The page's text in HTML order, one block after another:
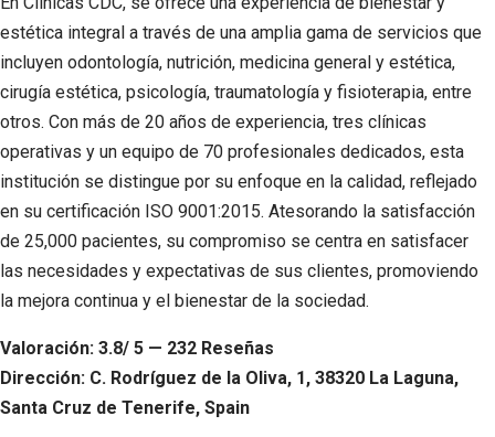
estética integral a través de una amplia gama de servicios que
incluyen odontología, nutrición, medicina general y estética,
cirugía estética, psicología, traumatología y fisioterapia, entre
otros. Con más de 20 años de experiencia, tres clínicas
operativas y un equipo de 70 profesionales dedicados, esta
institución se distingue por su enfoque en la calidad, reflejado
en su certificación ISO 9001:2015. Atesorando la satisfacción
de 25,000 pacientes, su compromiso se centra en satisfacer
las necesidades y expectativas de sus clientes, promoviendo
la mejora continua y el bienestar de la sociedad.
Valoración: 3.8/ 5 — 232 Reseñas
Dirección: C. Rodríguez de la Oliva, 1, 38320 La Laguna,
Santa Cruz de Tenerife, Spain